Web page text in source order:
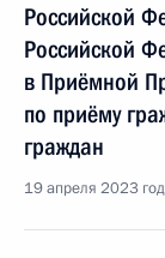
Российской
Российской
в Приёмной
по приёму
граждан
19 апреля 2023